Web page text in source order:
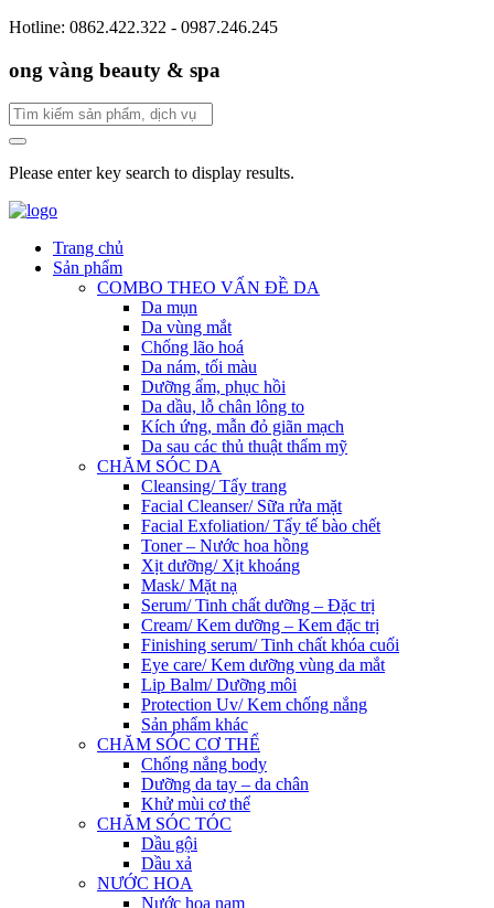
Hotline: 0862.422.322 - 0987.246.245
ong vàng beauty & spa
Please enter key search to display results.
Trang chủ
Sản phẩm
COMBO THEO VẤN ĐỀ DA
Da mụn
Da vùng mắt
Chống lão hoá
Da nám, tối màu
Dưỡng ẩm, phục hồi
Da dầu, lỗ chân lông to
Kích ứng, mẫn đỏ giãn mạch
Da sau các thủ thuật thẩm mỹ
CHĂM SÓC DA
Cleansing/ Tẩy trang
Facial Cleanser/ Sữa rửa mặt
Facial Exfoliation/ Tẩy tế bào chết
Toner – Nước hoa hồng
Xịt dưỡng/ Xịt khoáng
Mask/ Mặt nạ
Serum/ Tinh chất dưỡng – Đặc trị
Cream/ Kem dưỡng – Kem đặc trị
Finishing serum/ Tinh chất khóa cuối
Eye care/ Kem dưỡng vùng da mắt
Lip Balm/ Dưỡng môi
Protection Uv/ Kem chống nắng
Sản phẩm khác
CHĂM SÓC CƠ THỂ
Chống nắng body
Dưỡng da tay – da chân
Khử mùi cơ thể
CHĂM SÓC TÓC
Dầu gội
Dầu xả
NƯỚC HOA
Nước hoa nam